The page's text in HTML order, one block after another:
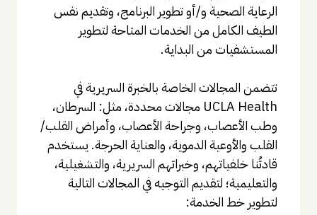
الرعاية الصحية و/أو تطوير البرنامج، وتقديم نفس
الطيف الكامل من الخدمات المتاحة لتطوير
المستشفيات من البداية.
تتضمن المجالات الخاصة بالخبرة السريرية في
UCLA Health مجالات محددة، مثل: السرطان،
وطب الأعصاب، وجراحة الأعصاب، وأمراض القلب/
القلب والأوعية الدموية، والعناية الحرجة. يستخدم
قادتُنا خلفياتهم، وخبراتهم السريرية، والتشغيلية،
والتعليمية؛ لتقديم التوجيه في المجالات التالية
لتطوير خط الخدمة: